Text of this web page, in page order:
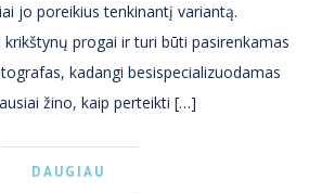
jo poreikius tenkinantį variantą.
progai ir turi būti pasirenkamas
kadangi besispecializuodamas
žino, kaip perteikti […]
DAUGIAU